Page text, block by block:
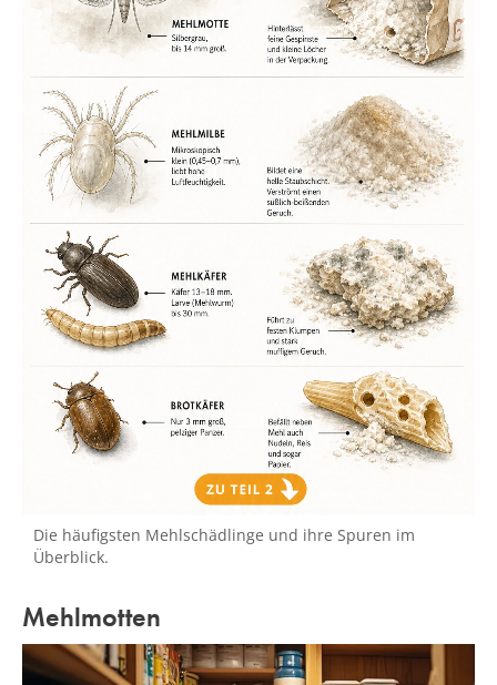
Die häufigsten Mehlschädlinge und ihre Spuren im
Überblick.
Mehlmotten